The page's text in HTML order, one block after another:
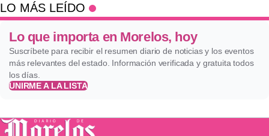
LO MÁS LEÍDO
Lo que importa en Morelos, hoy
Suscríbete para recibir el resumen diario de noticias y los eventos
más relevantes del estado. Información verificada y gratuita todos
los días.
UNIRME A LA LISTA